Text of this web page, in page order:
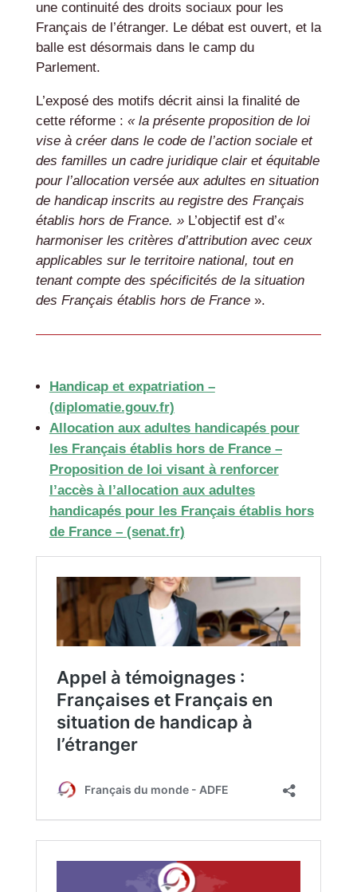
une continuité des droits sociaux pour les
Français de l’étranger. Le débat est ouvert, et la
balle est désormais dans le camp du
Parlement.
L’exposé des motifs décrit ainsi la finalité de
cette réforme : « la présente proposition de loi
vise à créer dans le code de l’action sociale et
des familles un cadre juridique clair et équitable
pour l’allocation versée aux adultes en situation
de handicap inscrits au registre des Français
établis hors de France. »L’objectif est d’«
harmoniser les critères d’attribution avec ceux
applicables sur le territoire national, tout en
tenant compte des spécificités de la situation
des Français établis hors de France».
Handicap et expatriation –
(diplomatie.gouv.fr)
Allocation aux adultes handicapés pour
les Français établis hors de France –
Proposition de loi visant à renforcer
l’accès à l’allocation aux adultes
handicapés pour les Français établis hors
de France – (senat.fr)